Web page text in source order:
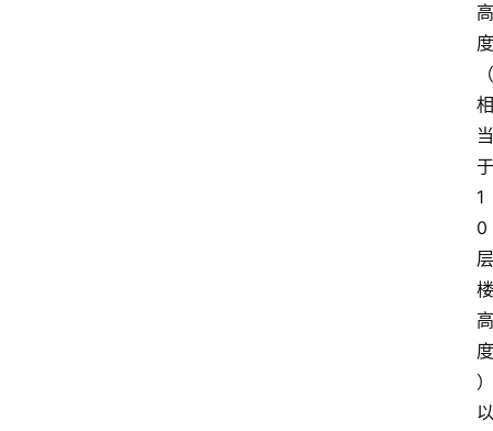
高
度
（
相
当
于
1
0
层
楼
高
度
）
以